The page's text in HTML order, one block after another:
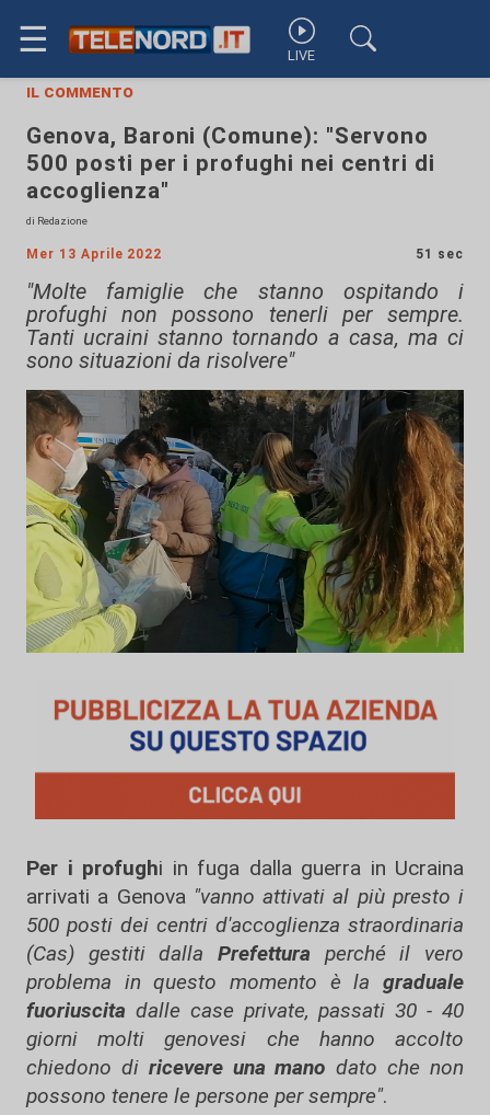
☰ LIVE
il commento
Genova, Baroni (Comune): "Servono
500 posti per i profughi nei centri di
accoglienza"
di Redazione
Mer 13 Aprile 2022 51 sec
"Molte famiglie che stanno ospitando i
profughi non possono tenerli per sempre.
Tanti ucraini stanno tornando a casa, ma ci
sono situazioni da risolvere"
Per i profughi in fuga dalla guerra in Ucraina
arrivati a Genova "vanno attivati al più presto i
500 posti dei centri d'accoglienza straordinaria
(Cas) gestiti dalla Prefettura perché il vero
problema in questo momento è la graduale
fuoriuscita dalle case private, passati 30 - 40
giorni molti genovesi che hanno accolto
chiedono diricevere una mano dato che non
possono tenere le persone per sempre".